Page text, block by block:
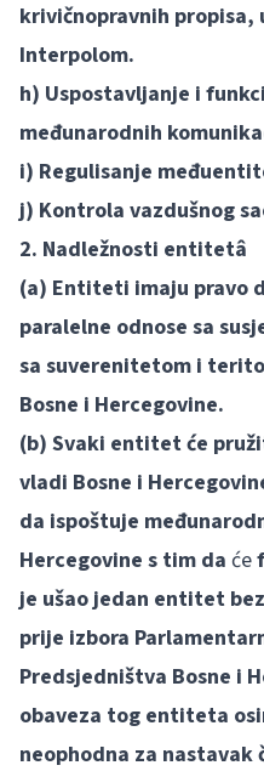
krivičnopravnih propisa,
Interpolom.
h) Uspostavljanje i
međunarodnih
i) Regulisanje
j) Kontrola vazdušnog
2. Nadležnosti entitetâ
(a) Entiteti imaju pravo
paralelne odnose sa
sa suverenitetom i
Bosne i Hercegovine.
(b) Svaki entitet će
vladi Bosne i
da ispoštuje
Hercegovine s tim da će
je ušao jedan entitet
prije izbora
Predsjedništva Bosne i
obaveza tog entiteta
neophodna za nastavak